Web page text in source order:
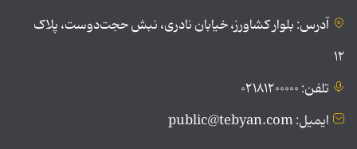
آدرس: بلوار کشاورز، خیابان نادری، نبش حجت‌دوست، پلاک
۱۲
تلفن: ۰۲۱۸۱۲۰۰۰۰۰
ایمیل: public@tebyan.com